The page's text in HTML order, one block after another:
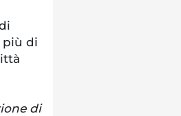
più di
di